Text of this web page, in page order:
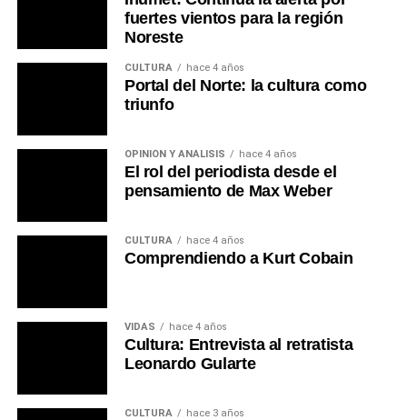
fuertes vientos para la región
Noreste
CULTURA hace 4 años
Portal del Norte: la cultura como
triunfo
OPINIÓN Y ANÁLISIS hace 4 años
El rol del periodista desde el
pensamiento de Max Weber
CULTURA hace 4 años
Comprendiendo a Kurt Cobain
VIDAS hace 4 años
Cultura: Entrevista al retratista
Leonardo Gularte
CULTURA hace 3 años